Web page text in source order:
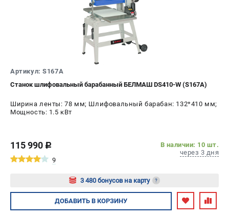
Политика обработки персональных данных
Бонусная программа
Пользовательское соглашение
СТАНОЧНОЕ ОБОРУДОВАНИЕ
Рейсмусы
Сверлильные станки
Фуговальные станки
Циркулярные станки
Шлифовальные станки
Артикул: S167A
Станок шлифовальный барабанный БЕЛМАШ DS410-W (S167A)
Ширина ленты: 78 мм; Шлифовальный барабан: 132*410 мм;
Мощность: 1.5 кВт
115 990 c
В наличии: 10 шт.
через 3 дня
9
3 480 бонусов на карту ?
Авторизуйтесь
ДОБАВИТЬ В КОРЗИНУ